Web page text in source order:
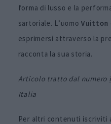
forma di lusso e la
sartoriale. L’uomoVuitton
esprimersi attraverso la
racconta la sua storia.
Articolo tratto dal numero
Italia
Per altri contenuti iscriviti